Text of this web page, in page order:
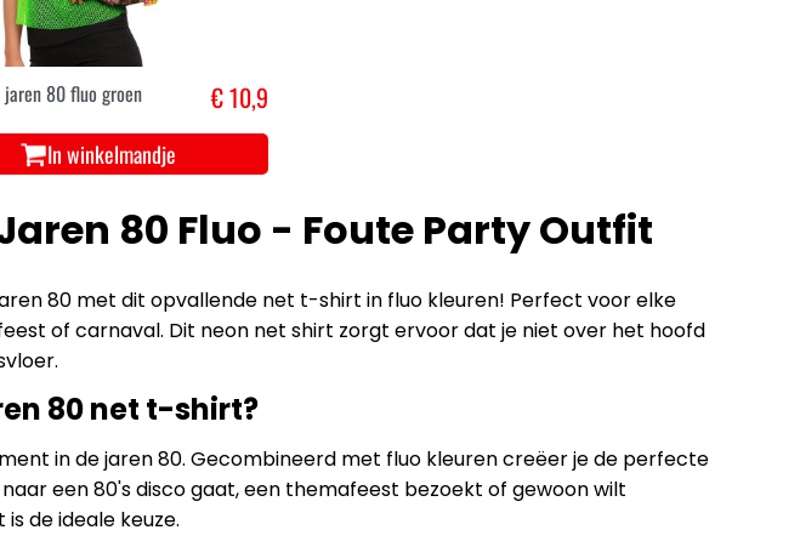
80 fluo groen € 10,9
In winkelmandje
80 Fluo - Foute Party Outfit
80 met dit opvallende net t-shirt in fluo kleuren! Perfect voor elke
of carnaval. Dit neon net shirt zorgt ervoor dat je niet over het hoofd
80 net t-shirt?
in de jaren 80. Gecombineerd met fluo kleuren creëer je de perfecte
een 80's disco gaat, een themafeest bezoekt of gewoon wilt
de ideale keuze.